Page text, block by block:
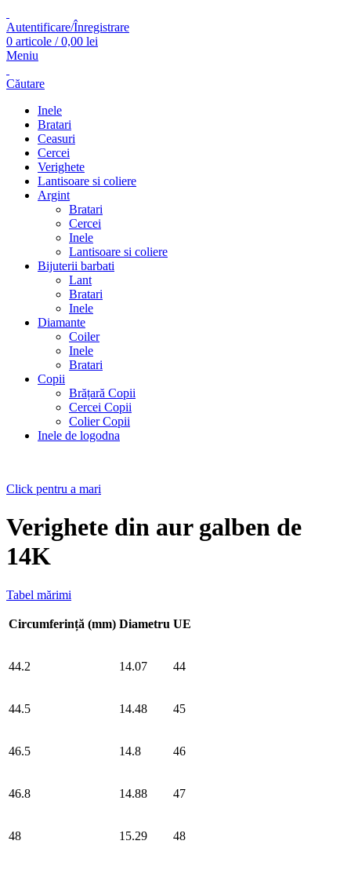
Autentificare/Înregistrare
0 articole / 0,00 lei
Meniu
Căutare
Inele
Bratari
Ceasuri
Cercei
Verighete
Lantisoare si coliere
Argint
Bratari
Cercei
Inele
Lantisoare si coliere
Bijuterii barbati
Lant
Bratari
Inele
Diamante
Coiler
Inele
Bratari
Copii
Brățară Copii
Cercei Copii
Colier Copii
Inele de logodna
Click pentru a mari
Verighete din aur galben de
14K
Tabel mărimi
Circumferință (mm) Diametru UE
44.2 14.07 44
44.5 14.48 45
46.5 14.8 46
46.8 14.88 47
48 15.29 48